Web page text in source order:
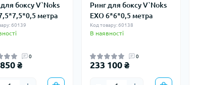
боксу V`Noks
метра
60139
0
₴
Ринг для боксу V`Noks
EXO 6*6*0,5 метра
Код товару: 60138
В наявності
0
233 100 ₴